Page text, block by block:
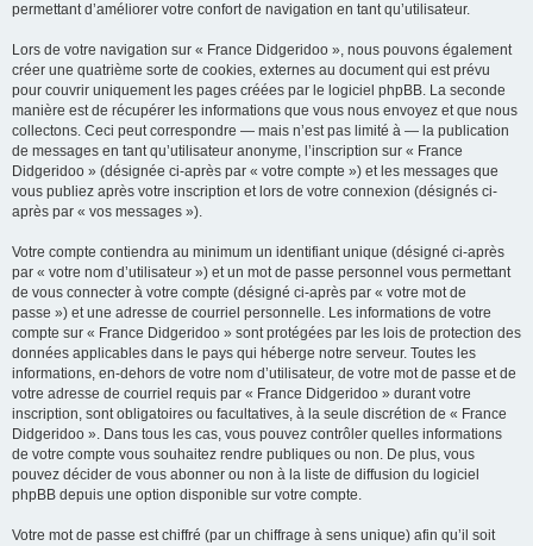
permettant d’améliorer votre confort de navigation en tant qu’utilisateur.
Lors de votre navigation sur « France Didgeridoo », nous pouvons également
créer une quatrième sorte de cookies, externes au document qui est prévu
pour couvrir uniquement les pages créées par le logiciel phpBB. La seconde
manière est de récupérer les informations que vous nous envoyez et que nous
collectons. Ceci peut correspondre — mais n’est pas limité à — la publication
de messages en tant qu’utilisateur anonyme, l’inscription sur « France
Didgeridoo » (désignée ci-après par « votre compte ») et les messages que
vous publiez après votre inscription et lors de votre connexion (désignés ci-
après par « vos messages »).
Votre compte contiendra au minimum un identifiant unique (désigné ci-après
par « votre nom d’utilisateur ») et un mot de passe personnel vous permettant
de vous connecter à votre compte (désigné ci-après par « votre mot de
passe ») et une adresse de courriel personnelle. Les informations de votre
compte sur « France Didgeridoo » sont protégées par les lois de protection des
données applicables dans le pays qui héberge notre serveur. Toutes les
informations, en-dehors de votre nom d’utilisateur, de votre mot de passe et de
votre adresse de courriel requis par « France Didgeridoo » durant votre
inscription, sont obligatoires ou facultatives, à la seule discrétion de « France
Didgeridoo ». Dans tous les cas, vous pouvez contrôler quelles informations
de votre compte vous souhaitez rendre publiques ou non. De plus, vous
pouvez décider de vous abonner ou non à la liste de diffusion du logiciel
phpBB depuis une option disponible sur votre compte.
Votre mot de passe est chiffré (par un chiffrage à sens unique) afin qu’il soit